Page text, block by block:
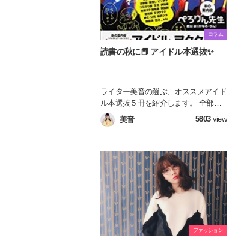
コラム
読書の秋に📕 アイドル本選抜✨
ライター美音の選ぶ、オススメアイド
ル本選抜５冊を紹介します。 全部読
めば今まで以上にアイドルについて詳
しくなること間違いなしです☆
美音 5803view
ファッション